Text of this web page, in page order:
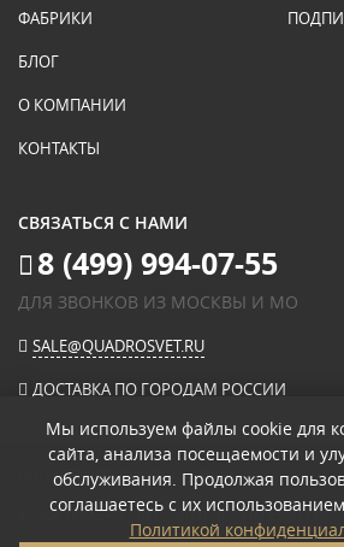
ФАБРИКИ
БЛОГ
О КОМПАНИИ
КОНТАКТЫ
СВЯЗАТЬСЯ С НАМИ
8 (499) 994-07-55
ДЛЯ ЗВОНКОВ ИЗ МОСКВЫ И МО
SALE@QUADROSVET.RU
ДОСТАВКА ПО ГОРОДАМ РОССИИ
ОПЛАЧИВАЙТЕ ПРИ ПОЛУЧЕНИИ
© 2026«КВАДРО СВЕТ» ИНТЕРНЕТ-МАГАЗИН
ПОЛИТИКА КОНФИДЕНЦИАЛЬНОСТИ
Мы используем файлы cookie для
сайта, анализа посещаемости и
обслуживания. Продолжая
соглашаетесь с их
Политикой